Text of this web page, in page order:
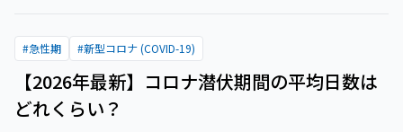
#急性期 #新型コロナ (COVID-19)
【2026年最新】コロナ潜伏期間の平均日数は
どれくらい？